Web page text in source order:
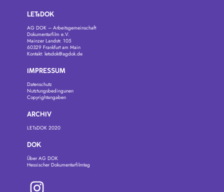
LETsDOK
AG DOK – Arbeitsgemeinschaft
Dokumentarfilm e.V.
Mainzer Landstr. 105
60329 Frankfurt am Main
Kontakt: letsdok@agdok.de
IMPRESSUM
Datenschutz
Nutztungsbedingunen
Copyrightangaben
ARCHIV
LETsDOK 2020
DOK
Über AG DOK
Hessischer Dokumentarfilmtag